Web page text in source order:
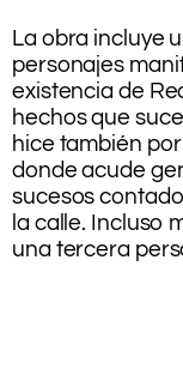
La obra incluye
personajes
existencia de
hechos que
hice también
donde acude
sucesos
la calle. Incluso
una tercera